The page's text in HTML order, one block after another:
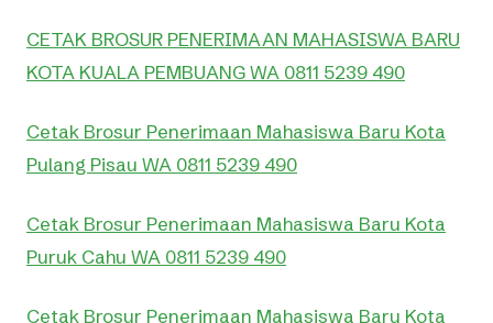
CETAK BROSUR PENERIMAAN MAHASISWA BARU
KOTA KUALA PEMBUANG WA 0811 5239 490
Cetak Brosur Penerimaan Mahasiswa Baru Kota
Pulang Pisau WA 0811 5239 490
Cetak Brosur Penerimaan Mahasiswa Baru Kota
Puruk Cahu WA 0811 5239 490
Cetak Brosur Penerimaan Mahasiswa Baru Kota